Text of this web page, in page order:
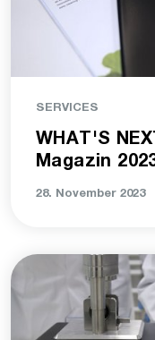
SERVICES
WHAT'S
Magazin
28. November 2023